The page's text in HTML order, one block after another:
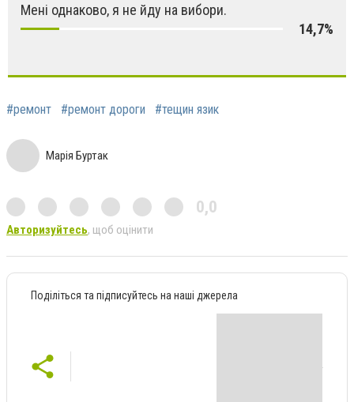
Мені однаково, я не йду на вибори.
14,7%
#ремонт #ремонт дороги #тещин язик
Марія Буртак
0,0
Авторизуйтесь, щоб оцінити
Поділіться та підписуйтесь на наші джерела